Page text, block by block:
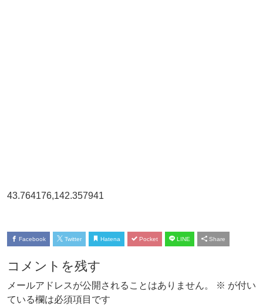
43.764176,142.357941
Facebook Twitter Hatena Pocket LINE Share
コメントを残す
メールアドレスが公開されることはありません。 ※ が付い
ている欄は必須項目です